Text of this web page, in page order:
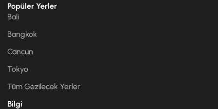
Popüler Yerler
Bali
Bangkok
Cancun
Tokyo
Tüm Gezilecek Yerler
Bilgi